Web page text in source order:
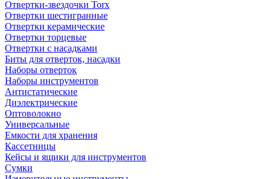
Отвертки-звездочки Torx
Отвертки шестигранные
Отвертки керамические
Отвертки торцевые
Отвертки с насадками
Биты для отверток, насадки
Наборы отверток
Наборы инструментов
Антистатические
Диэлектрические
Оптоволокно
Универсальные
Емкости для хранения
Кассетницы
Кейсы и ящики для инструментов
Сумки